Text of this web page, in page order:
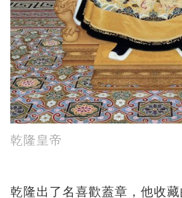
乾隆皇帝
乾隆出了名喜歡蓋章，他收